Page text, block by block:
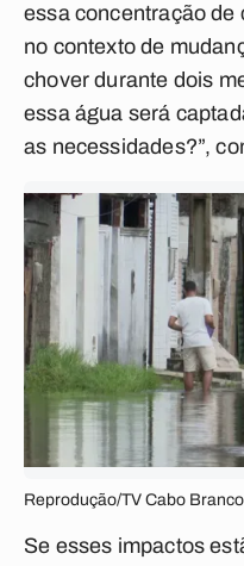
essa concentração de
no contexto de
chover durante dois
essa água será
as necessidades?”,
Reprodução/TV Cabo Branco
Se esses impactos